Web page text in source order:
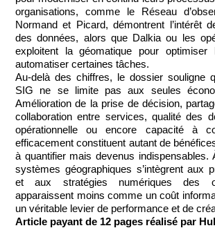
organisations, comme le Réseau
Normand et Picard, démontrent l’intérêt
des données, alors que Dalkia ou les
exploitent la géomatique pour
automatiser certaines tâches.
Au-delà des chiffres, le dossier souligne
SIG ne se limite pas aux seules
Amélioration de la prise de décision,
collaboration entre services, qualité des
opérationnelle ou encore capacité à
efficacement constituent autant de
à quantifier mais devenus indispensables.
systèmes géographiques s’intègrent aux
et aux stratégies numériques des
apparaissent moins comme un coût
un véritable levier de performance et de
Article payant de 12 pages réalisé par